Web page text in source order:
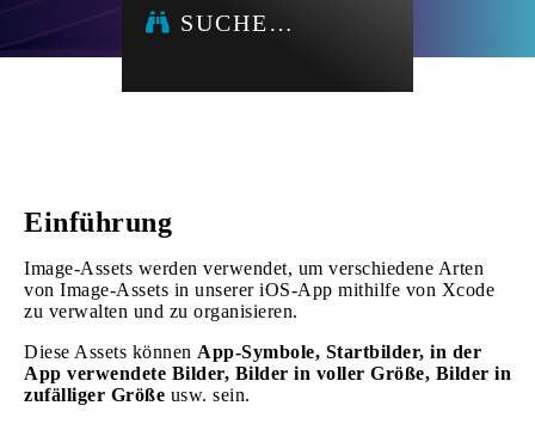
SUCHE…
Einführung
Image-Assets werden verwendet, um verschiedene Arten
von Image-Assets in unserer iOS-App mithilfe von Xcode
zu verwalten und zu organisieren.
Diese Assets können App-Symbole, Startbilder, in der
App verwendete Bilder, Bilder in voller Größe, Bilder in
zufälliger Größe usw. sein.